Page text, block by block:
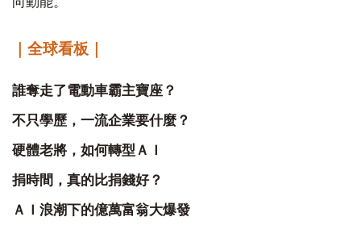
｜全球看板｜
誰奪走了電動車霸主寶座？
不只學歷，一流企業要什麼？
硬體老將，如何轉型ＡＩ
捐時間，真的比捐錢好？
ＡＩ浪潮下的億萬富翁大爆發